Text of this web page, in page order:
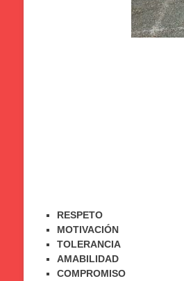
RESPETO
MOTIVACIÓN
TOLERANCIA
AMABILIDAD
COMPROMISO